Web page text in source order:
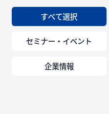
すべて選択
セミナー・イベント
企業情報